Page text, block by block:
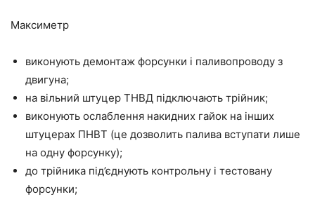
Максиметр
виконують демонтаж форсунки і паливопроводу з
двигуна;
на вільний штуцер ТНВД підключають трійник;
виконують ослаблення накидних гайок на інших
штуцерах ПНВТ (це дозволить палива вступати лише
на одну форсунку);
до трійника під’єднують контрольну і тестовану
форсунки;